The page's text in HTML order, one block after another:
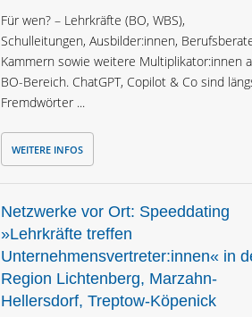
Für wen? – Lehrkräfte (BO, WBS),
Schulleitungen, Ausbilder:innen,
Kammern sowie weitere Multiplikator:innen
BO-Bereich. ChatGPT, Copilot & Co sind
Fremdwörter ...
WEITERE INFOS
Netzwerke vor Ort: Speeddating
»Lehrkräfte treffen
Unternehmensvertreter:innen« in
Region Lichtenberg, Marzahn-
Hellersdorf, Treptow-Köpenick